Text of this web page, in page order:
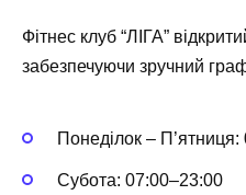
Фітнес клуб “ЛІГА”
забезпечуючи зручний
Понеділок –
Субота: 07:00–23:00